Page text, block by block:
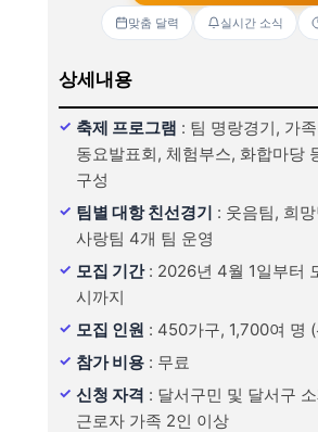
맞춤 달력 실시간 소식
상세내용
축제 프로그램 : 팀 명랑경기, 가
동요발표회, 체험부스, 화합마당
구성
팀별 대항 친선경기 : 웃음팀, 희
사랑팀 4개 팀 운영
모집 기간 : 2026년 4월 1일부터
시까지
모집 인원 : 450가구, 1,700여 명
참가 비용 : 무료
신청 자격 : 달서구민 및 달서구
근로자 가족 2인 이상